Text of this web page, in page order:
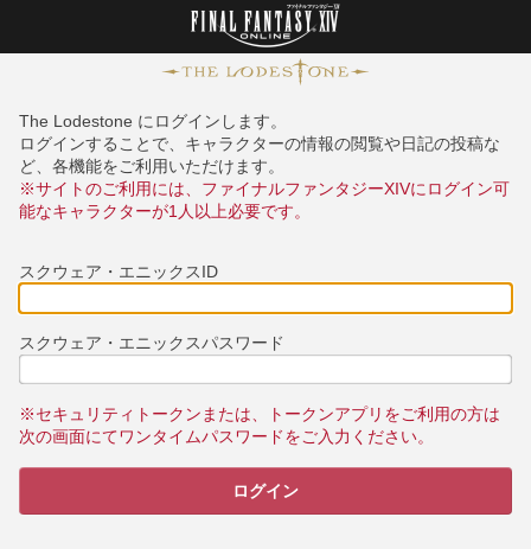
The Lodestone にログインします。
ログインすることで、キャラクターの情報の閲覧や日記の投稿な
ど、各機能をご利用いただけます。
※サイトのご利用には、ファイナルファンタジーXIVにログイン可
能なキャラクターが1人以上必要です。
スクウェア・エニックスID
スクウェア・エニックスパスワード
※セキュリティトークンまたは、トークンアプリをご利用の方は
次の画面にてワンタイムパスワードをご入力ください。
ログイン